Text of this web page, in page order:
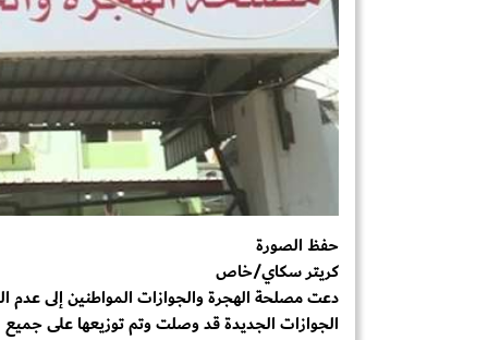
حفظ الصورة
كريتر سكاي/خاص
دعت مصلحة الهجرة والجوازات المواطنين إلى عدم
الجوازات الجديدة قد وصلت وتم توزيعها على جميع